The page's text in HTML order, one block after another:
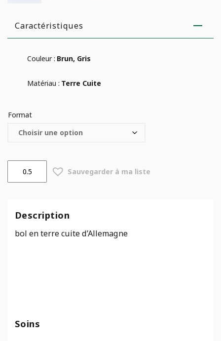
Caractéristiques
Couleur : Brun, Gris
Matériau : Terre Cuite
Format
Bol
Sauvegarder à ma liste
Description
bol en terre cuite d’Allemagne
Soins